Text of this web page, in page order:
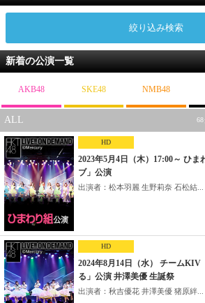
絞り込み検索
新着の公演一覧
AKB48 SKE48 NMB48
ALL
HD
2023年5月4日（木）17:00～ ひ
ブ」公演
出演者：松本羽麗 生野莉奈 石松結...
HD
2024年8月14日（水） チームKIV
る」公演 井澤美優 生誕祭
出演者：秋吉優花 井澤美優 猪原絆...